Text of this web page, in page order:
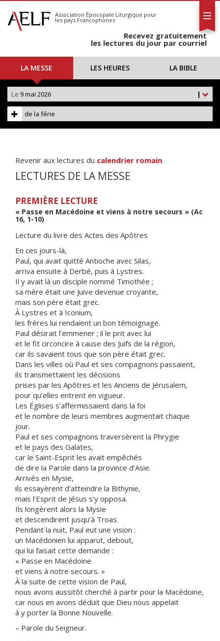
S'abonner
Calendrier
Association Épiscopale Liturgique pour
les pays Francophones
Recevez gratuitement
les lectures du jour par courriel
LA MESSE LES HEURES LA BIBLE
|
Le 9 mai 2026
de la férie
Revenir aux lectures du calendrier romain.
LECTURES DE LA MESSE
PREMIÈRE LECTURE
« Passe en Macédoine et viens à notre secours » (Ac
16, 1-10)
Lecture du livre des Actes des Apôtres
En ces jours-là,
Paul, qui avait quitté Antioche avec Silas,
arriva ensuite à Derbé, puis à Lystres.
Il y avait là un disciple nommé Timothée ;
sa mère était une Juive devenue croyante,
mais son père était grec.
À Lystres et à Iconium,
les frères lui rendaient un bon témoignage.
Paul désirait l’emmener ; il le prit avec lui
et le fit circoncire à cause des Juifs de la région,
car ils savaient tous que son père était grec.
Dans les villes où Paul et ses compagnons passaient,
ils transmettaient les décisions
prises par les Apôtres et les Anciens de Jérusalem,
pour qu’elles entrent en vigueur.
Les Églises s’affermissaient dans la foi
et le nombre de leurs membres augmentait chaque
jour.
Paul et ses compagnons traversèrent la Phrygie
et le pays des Galates,
car le Saint-Esprit les avait empêchés
de dire la Parole dans la province d’Asie.
Arrivés en Mysie,
ils essayèrent d’atteindre la Bithynie,
mais l’Esprit de Jésus s’y opposa.
Ils longèrent alors la Mysie
et descendirent jusqu’à Troas.
Pendant la nuit, Paul eut une vision :
un Macédonien lui apparut, debout,
qui lui faisait cette demande :
« Passe en Macédoine
et viens à notre secours. »
À la suite de cette vision de Paul,
nous avons aussitôt cherché à partir pour la Macédoine,
car nous en avons déduit que Dieu nous appelait
à y porter la Bonne Nouvelle.
– Parole du Seigneur.